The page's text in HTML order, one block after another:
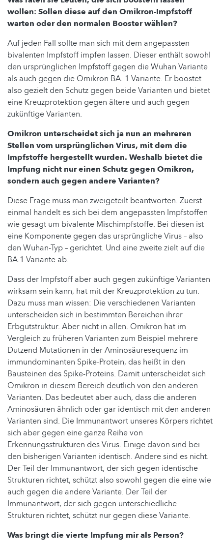
wollen: Sollen diese auf den Omikron-Impfstoff
warten oder den normalen Booster wählen?
Auf jeden Fall sollte man sich mit dem angepassten
bivalenten Impfstoff impfen lassen. Dieser enthält sowohl
den ursprünglichen Impfstoff gegen die Wuhan Variante
als auch gegen die Omikron BA. 1 Variante. Er boostet
also gezielt den Schutz gegen beide Varianten und bietet
eine Kreuzprotektion gegen ältere und auch gegen
zukünftige Varianten.
Omikron unterscheidet sich ja nun an mehreren
Stellen vom ursprünglichen Virus, mit dem die
Impfstoffe hergestellt wurden. Weshalb bietet die
Impfung nicht nur einen Schutz gegen Omikron,
sondern auch gegen andere Varianten?
Diese Frage muss man zweigeteilt beantworten. Zuerst
einmal handelt es sich bei dem angepassten Impfstoffen
wie gesagt um bivalente Mischimpfstoffe. Bei diesen ist
eine Komponente gegen das ursprüngliche Virus – also
den Wuhan-Typ – gerichtet. Und eine zweite zielt auf die
BA.1 Variante ab.
Dass der Impfstoff aber auch gegen zukünftige Varianten
wirksam sein kann, hat mit der Kreuzprotektion zu tun.
Dazu muss man wissen: Die verschiedenen Varianten
unterscheiden sich in bestimmten Bereichen ihrer
Erbgutstruktur. Aber nicht in allen. Omikron hat im
Vergleich zu früheren Varianten zum Beispiel mehrere
Dutzend Mutationen in der Aminosäuresequenz im
immundominanten Spike-Protein, das heißt in den
Bausteinen des Spike-Proteins. Damit unterscheidet sich
Omikron in diesem Bereich deutlich von den anderen
Varianten. Das bedeutet aber auch, dass die anderen
Aminosäuren ähnlich oder gar identisch mit den anderen
Varianten sind. Die Immunantwort unseres Körpers richtet
sich aber gegen eine ganze Reihe von
Erkennungsstrukturen des Virus. Einige davon sind bei
den bisherigen Varianten identisch. Andere sind es nicht.
Der Teil der Immunantwort, der sich gegen identische
Strukturen richtet, schützt also sowohl gegen die eine wie
auch gegen die andere Variante. Der Teil der
Immunantwort, der sich gegen unterschiedliche
Strukturen richtet, schützt nur gegen diese Variante.
Was bringt die vierte Impfung mir als Person?